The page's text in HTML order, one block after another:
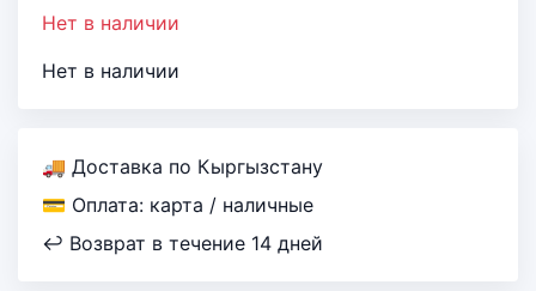
Нет в наличии
Нет в наличии
🚚 Доставка по Кыргызстану
💳 Оплата: карта / наличные
↩ Возврат в течение 14 дней